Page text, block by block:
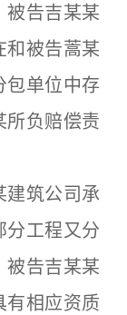
被告吉某某
和被告蒿某
包单位中存
所负赔偿责
筑公司承
分工程又分
被告吉某某
有相应资质